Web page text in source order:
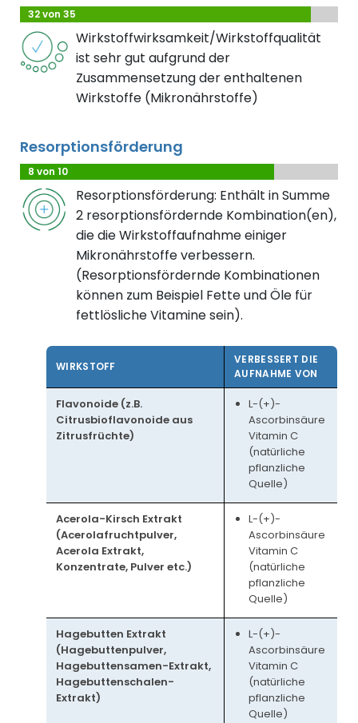
32 von 35
Wirkstoffwirksamkeit/Wirkstoffqualität
ist sehr gut aufgrund der
Zusammensetzung der enthaltenen
Wirkstoffe (Mikronährstoffe)
Resorptionsförderung
8 von 10
Resorptionsförderung: Enthält in Summe
2 resorptionsfördernde Kombination(en),
die die Wirkstoffaufnahme einiger
Mikronährstoffe verbessern.
(Resorptionsfördernde Kombinationen
können zum Beispiel Fette und Öle für
fettlösliche Vitamine sein).
WIRKSTOFF
VERBESSERT DIE
AUFNAHME VON
Flavonoide (z.B.
Citrusbioflavonoide aus
Zitrusfrüchte)
L-(+)-
Ascorbinsäure
Vitamin C
(natürliche
pflanzliche
Quelle)
Acerola-Kirsch Extrakt
(Acerolafruchtpulver,
Acerola Extrakt,
Konzentrate, Pulver etc.)
L-(+)-
Ascorbinsäure
Vitamin C
(natürliche
pflanzliche
Quelle)
Hagebutten Extrakt
(Hagebuttenpulver,
Hagebuttensamen-Extrakt,
Hagebuttenschalen-
Extrakt)
L-(+)-
Ascorbinsäure
Vitamin C
(natürliche
pflanzliche
Quelle)